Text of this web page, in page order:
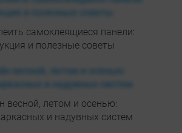
самоклеящиеся панели:
и полезные советы
весной, летом и осенью:
и надувных систем